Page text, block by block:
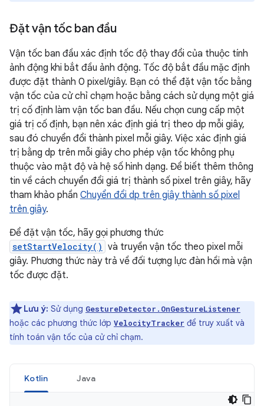
Đặt vận tốc ban đầu
Vận tốc ban đầu xác định tốc độ thay đổi của thuộc tính
ảnh động khi bắt đầu ảnh động. Tốc độ bắt đầu mặc định
được đặt thành 0 pixel/giây. Bạn có thể đặt vận tốc bằng
vận tốc của cử chỉ chạm hoặc bằng cách sử dụng một giá
trị cố định làm vận tốc ban đầu. Nếu chọn cung cấp một
giá trị cố định, bạn nên xác định giá trị theo dp mỗi giây,
sau đó chuyển đổi thành pixel mỗi giây. Việc xác định giá
trị bằng dp trên mỗi giây cho phép vận tốc không phụ
thuộc vào mật độ và hệ số hình dạng. Để biết thêm thông
tin về cách chuyển đổi giá trị thành số pixel trên giây, hãy
tham khảo phần Chuyển đổi dp trên giây thành số pixel
trên giây.
Để đặt vận tốc, hãy gọi phương thức
setStartVelocity() và truyền vận tốc theo pixel mỗi
giây. Phương thức này trả về đối tượng lực đàn hồi mà vận
tốc được đặt.
Lưu ý: Sử dụng GestureDetector.OnGestureListener
hoặc các phương thức lớp VelocityTracker để truy xuất và
tính toán vận tốc của cử chỉ chạm.
Kotlin Java